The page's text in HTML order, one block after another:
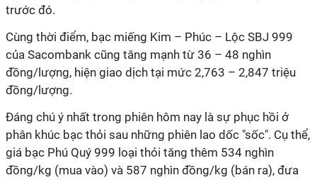
trước đó.
Cùng thời điểm, bạc miếng Kim – Phúc – Lộc SBJ 999
của Sacombank cũng tăng mạnh từ 36 – 48 nghìn
đồng/lượng, hiện giao dịch tại mức 2,763 – 2,847 triệu
đồng/lượng.
Đáng chú ý nhất trong phiên hôm nay là sự phục hồi ở
phân khúc bạc thỏi sau những phiên lao dốc "sốc". Cụ thể,
giá bạc Phú Quý 999 loại thỏi tăng thêm 534 nghìn
đồng/kg (mua vào) và 587 nghìn đồng/kg (bán ra), đưa